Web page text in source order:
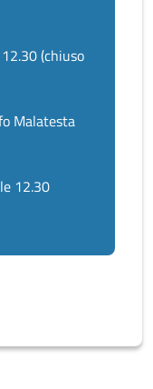
(chiuso
Malatesta
12.30